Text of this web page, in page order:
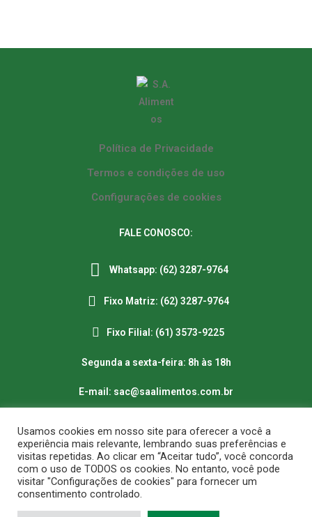
Política de Privacidade
Termos e condições de uso
Configurações de cookies
FALE CONOSCO:
Whatsapp: (62) 3287-9764
Fixo Matriz: (62) 3287-9764
Fixo Filial: (61) 3573-9225
Segunda a sexta-feira: 8h às 18h
E-mail: sac@saalimentos.com.br
Copyright @ 2021 S.A. Alimentos Todos dos direitos reservados.
Usamos cookies em nosso site para oferecer a você a
experiência mais relevante, lembrando suas preferências e
visitas repetidas. Ao clicar em “Aceitar tudo”, você concorda
com o uso de TODOS os cookies. No entanto, você pode
visitar "Configurações de cookies" para fornecer um
consentimento controlado.